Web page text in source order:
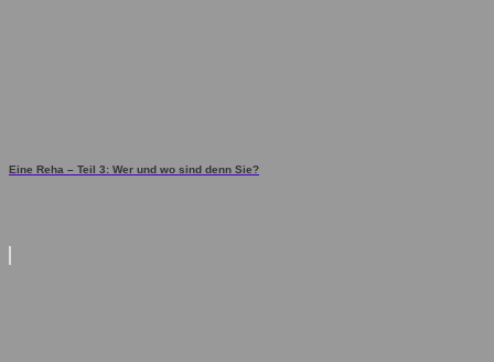
Eine Reha – Teil 3: Wer und wo sind denn Sie?